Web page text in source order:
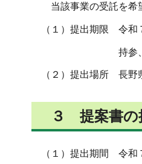
当該事業の受託を希望
（１）提出期限 令和
持参、郵送また
（２）提出場所 長野県
３ 提案書の
（１）提出期間 令和